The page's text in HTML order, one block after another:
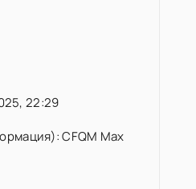
22:29
CFQM Max